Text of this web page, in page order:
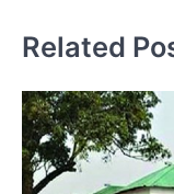
Related